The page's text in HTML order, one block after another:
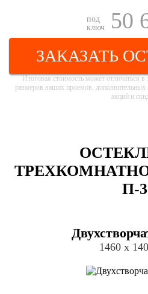
под
ключ
50
ЗАКАЗАТЬ
Итоговая стоимость может отличаться
размеров ваших проемов, дополнительных
акций и
П-3
1460 х